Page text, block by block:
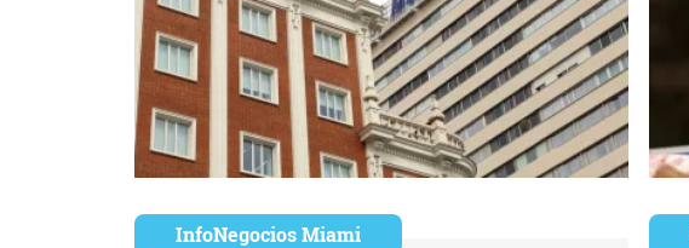
InfoNegocios Miami